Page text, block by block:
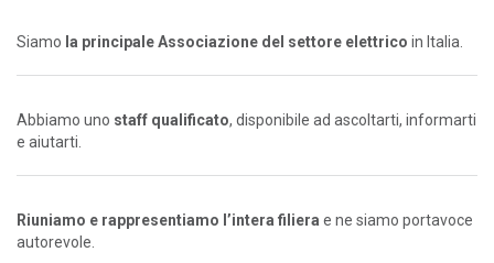
Siamo la principale Associazione del settore elettrico in Italia.
Abbiamo uno staff qualificato, disponibile ad ascoltarti, informarti
e aiutarti.
Riuniamo e rappresentiamo l’intera filiera e ne siamo portavoce
autorevole.